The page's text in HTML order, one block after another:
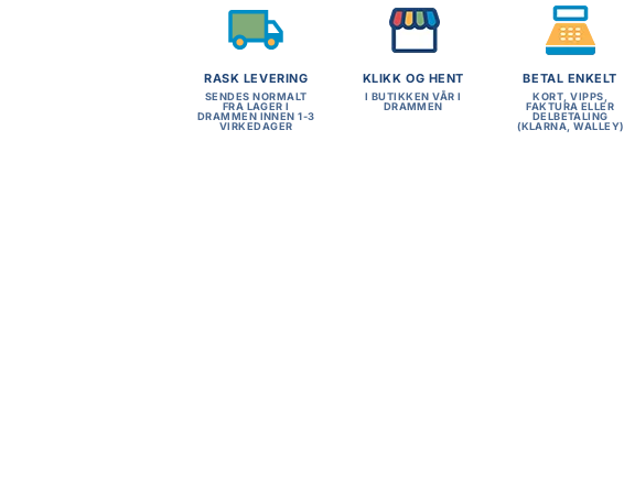
RASK LEVERING
SENDES NORMALT
FRA LAGER I
DRAMMEN INNEN 1-3
VIRKEDAGER
KLIKK OG HENT
I BUTIKKEN VÅR I
DRAMMEN
BETAL ENKELT
KORT, VIPPS,
FAKTURA ELLER
DELBETALING
(KLARNA, WALLEY)